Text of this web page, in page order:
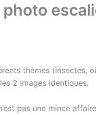
thèmes (insectes,
2 images identiques.
pas une mince